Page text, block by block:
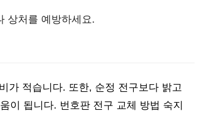
상처를 예방하세요.
가 적습니다. 또한, 순정 전구보다 밝고
이 됩니다. 번호판 전구 교체 방법 숙지